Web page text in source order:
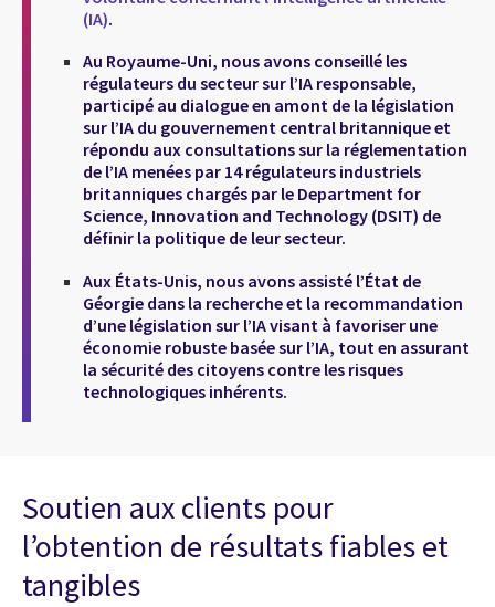
(IA).
Au Royaume-Uni, nous avons conseillé les
régulateurs du secteur sur l’IA responsable,
participé au dialogue en amont de la législation
sur l’IA du gouvernement central britannique et
répondu aux consultations sur la réglementation
de l’IA menées par 14 régulateurs industriels
britanniques chargés par le Department for
Science, Innovation and Technology (DSIT) de
définir la politique de leur secteur.
Aux États-Unis, nous avons assisté l’État de
Géorgie dans la recherche et la recommandation
d’une législation sur l’IA visant à favoriser une
économie robuste basée sur l’IA, tout en assurant
la sécurité des citoyens contre les risques
technologiques inhérents.
Soutien aux clients pour
l’obtention de résultats fiables et
tangibles